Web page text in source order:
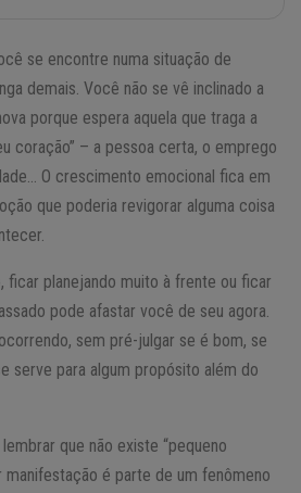
se encontre numa situação de
demais. Você não se vê inclinado a
porque espera aquela que traga a
coração” – a pessoa certa, o emprego
O crescimento emocional fica em
que poderia revigorar alguma coisa
ficar planejando muito à frente ou ficar
pode afastar você de seu agora.
sem pré-julgar se é bom, se
serve para algum propósito além do
que não existe “pequeno
manifestação é parte de um fenômeno